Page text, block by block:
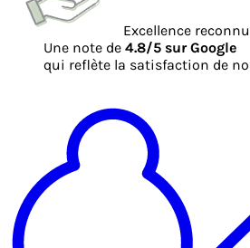
Excellence
Une note de 4.8/5 sur Google
qui reflète la satisfaction de